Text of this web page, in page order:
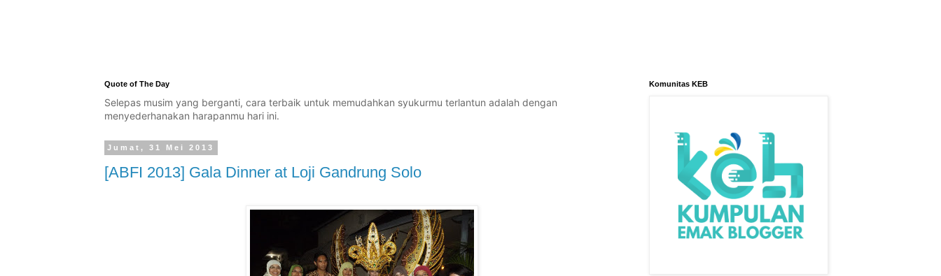
Quote of The Day
Selepas musim yang berganti, cara terbaik untuk memudahkan syukurmu terlantun adalah dengan
menyederhanakan harapanmu hari ini.
Jumat, 31 Mei 2013
[ABFI 2013] Gala Dinner at Loji Gandrung Solo
Komunitas KEB